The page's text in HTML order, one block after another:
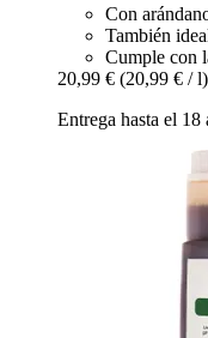
Con
También
Cumple con
20,99 € (20,99 € / l)
Entrega hasta el 18